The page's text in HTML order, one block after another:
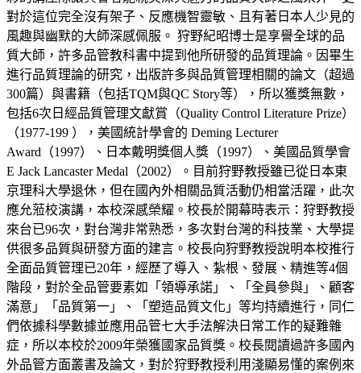
對於這位完全沒有架子、反應機智靈敏、且有著日本人少見的
風趣與幽默的大師深感佩服。 狩野紀昭博士是享譽全球的品
質大師，許多品管教科書中提到他所研發的品質理論。因畢生
進行品質理論的研究，出版許多與品質管理相關的論文（超過
300篇）與書籍（包括TQM與QC Story等），所以獲獎無數，
包括6次日經品質管理文獻賞（Quality Control Literature Prize）
（1977-199 ），美國統計學會的 Deming Lecturer
Award（1997）、日本戴明獎個人獎（1997）、美國品質學會
E Jack Lancaster Medal（2002）。目前狩野教授雖已從日本東
京理科大學退休，但在國內外相關品質活動仍相當活躍，此次
應允蒞校演講，本校深感榮耀。校長於開幕時表示：狩野教授
來台已96次，對台灣非常熟悉，多次對台灣的科技業、大學提
供很多品質與研發方面的建言。校長向狩野教授說明本校推行
全面品質管理已20年，經歷了導入、紮根、發展、精進等4個
階段，對於全品管要素如「領導承諾」、「全員參與」、顧客
滿意」「品質第一」、「塑造品質文化」等均持續進行，同仁
們依據科學數據並應用品管七大手法解決日常工作的疑難雜
症，所以本校於2009年榮獲國家品質獎。校長閱讀過許多國內
外品管方面叢書及論文，對於狩野教授利用淺顯易懂的案例來